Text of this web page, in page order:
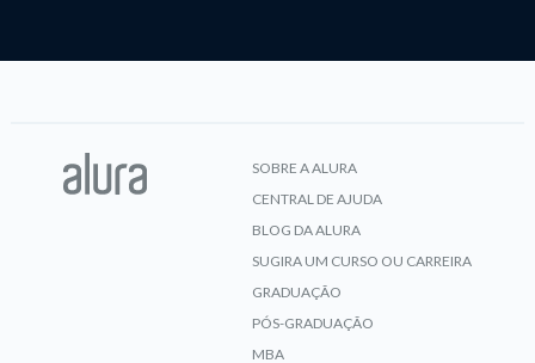
SOBRE A ALURA
CENTRAL DE AJUDA
BLOG DA ALURA
SUGIRA UM CURSO OU CARREIRA
GRADUAÇÃO
PÓS-GRADUAÇÃO
MBA